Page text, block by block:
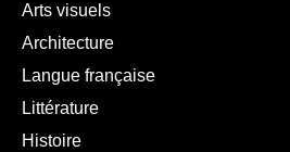
Arts visuels
Architecture
Langue française
Littérature
Histoire